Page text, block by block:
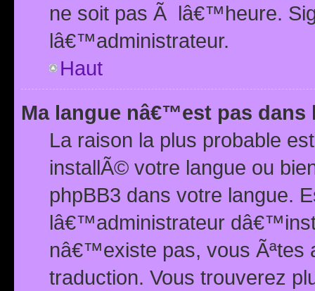
ne soit pas Ã lâ€™heure.
lâ€™administrateur.
Haut
Ma langue nâ€™est pas dans
La raison la plus probable
installÃ© votre langue ou
phpBB3 dans votre langue.
lâ€™administrateur
nâ€™existe pas, vous Ãªtes
traduction. Vous trouverez